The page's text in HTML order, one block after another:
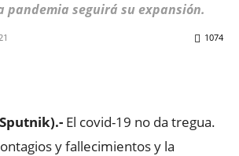
pandemia seguirá su expansión.
1074
El covid-19 no da tregua.
y fallecimientos y la